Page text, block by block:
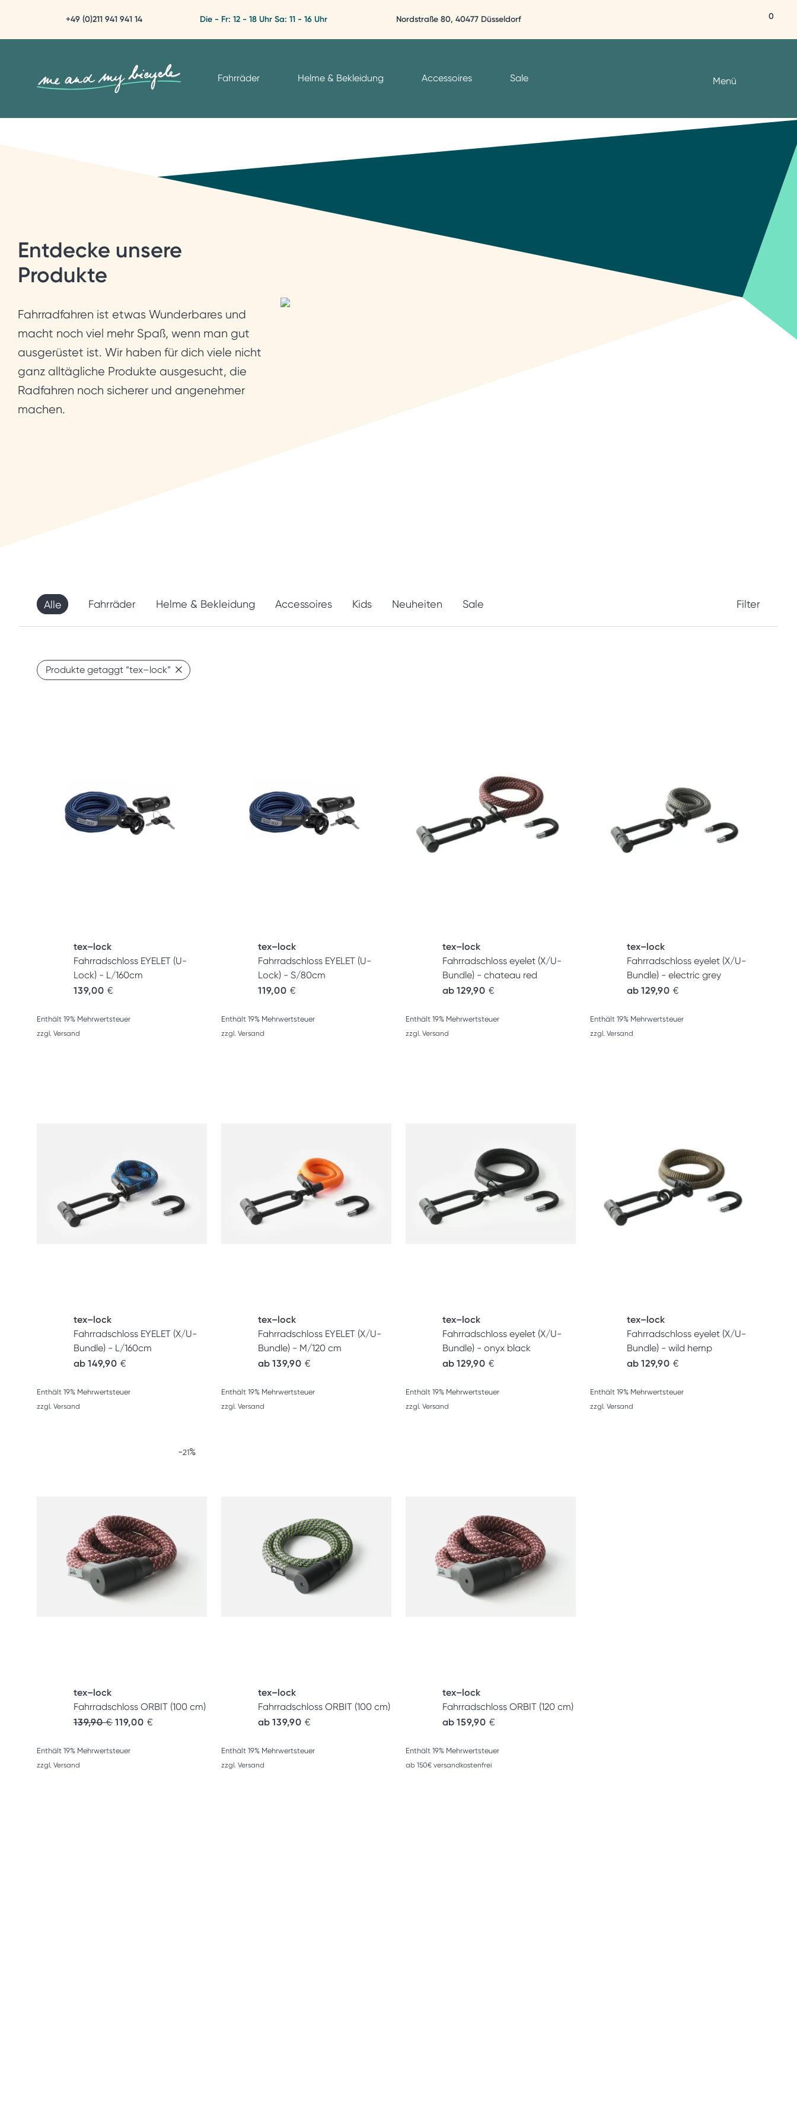
+49 (0)211 941 941 14 Die - Fr: 12 - 18 Uhr Sa: 11 - 16 Uhr Nordstraße 80, 40477 Düsseldorf 0
Fahrräder Helme & Bekleidung Accessoires Sale Menü
Entdecke unsere
Produkte
Fahrradfahren ist etwas Wunderbares und
macht noch viel mehr Spaß, wenn man gut
ausgerüstet ist. Wir haben für dich viele nicht
ganz alltägliche Produkte ausgesucht, die
Radfahren noch sicherer und angenehmer
machen.
Filter
Alle Fahrräder Helme & Bekleidung Accessoires Kids Neuheiten Sale
Produkte getaggt “tex–lock”
tex–lock
Fahrradschloss EYELET (U-
Lock) - L/160cm
139,00 €
Enthält 19% Mehrwertsteuer
zzgl. Versand
tex–lock
Fahrradschloss EYELET (U-
Lock) - S/80cm
119,00 €
Enthält 19% Mehrwertsteuer
zzgl. Versand
tex–lock
Fahrradschloss eyelet (X/U-
Bundle) - chateau red
ab 129,90 €
Enthält 19% Mehrwertsteuer
zzgl. Versand
tex–lock
Fahrradschloss eyelet (X/U-
Bundle) - electric grey
ab 129,90 €
Enthält 19% Mehrwertsteuer
zzgl. Versand
tex–lock
Fahrradschloss EYELET (X/U-
Bundle) - L/160cm
ab 149,90 €
Enthält 19% Mehrwertsteuer
zzgl. Versand
tex–lock
Fahrradschloss EYELET (X/U-
Bundle) - M/120 cm
ab 139,90 €
Enthält 19% Mehrwertsteuer
zzgl. Versand
tex–lock
Fahrradschloss eyelet (X/U-
Bundle) - onyx black
ab 129,90 €
Enthält 19% Mehrwertsteuer
zzgl. Versand
tex–lock
Fahrradschloss eyelet (X/U-
Bundle) - wild hemp
ab 129,90 €
Enthält 19% Mehrwertsteuer
zzgl. Versand
-21%
tex–lock
Fahrradschloss ORBIT (100 cm)
139,90€ 119,00 €
Enthält 19% Mehrwertsteuer
zzgl. Versand
tex–lock
Fahrradschloss ORBIT (100 cm)
ab 139,90 €
Enthält 19% Mehrwertsteuer
zzgl. Versand
tex–lock
Fahrradschloss ORBIT (120 cm)
ab 159,90 €
Enthält 19% Mehrwertsteuer
ab 150€ versandkostenfrei